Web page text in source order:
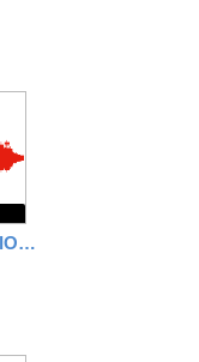
RADIOTEATRO: EL MISTERIO DE LA MOCHILA SALTARINA